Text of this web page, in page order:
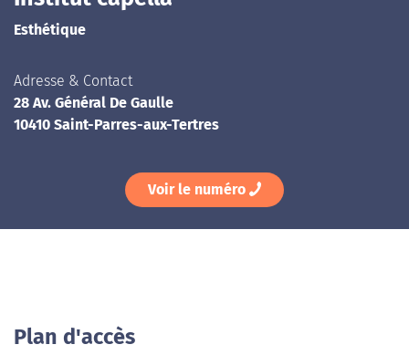
Esthétique
Adresse & Contact
28 Av. Général De Gaulle
10410 Saint-Parres-aux-Tertres
Voir le numéro
Plan d'accès